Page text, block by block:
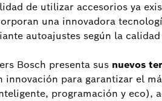
de utilizar accesorios ya
una innovadora
autoajustes según la
Bosch presenta sus nuevos
para garantizar el
programación y eco),